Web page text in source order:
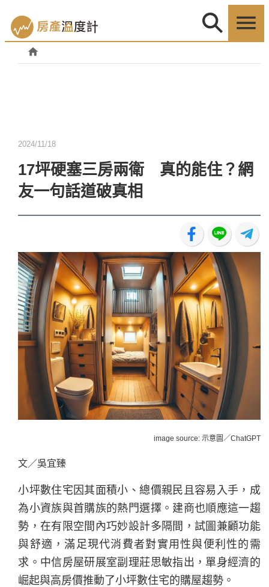
2024/11/18
17坪硬塞三房兩衛 真的能住？網
友一句話道破真相
image source: 示意圖／ChatGPT
文／吳宜臻
小坪數住宅因其面積小、總價親民且容易入手，成
為小資族與首購族的熱門選擇。建商也順應這一趨
勢，在有限空間內巧妙設計多隔間，試圖兼顧功能
與舒適，滿足現代消費者對實用性與便利性的需
求。中信房屋研展室副理莊思敏指出，單身經濟的
崛起與高房價推動了小坪數住宅的購屋趨勢。